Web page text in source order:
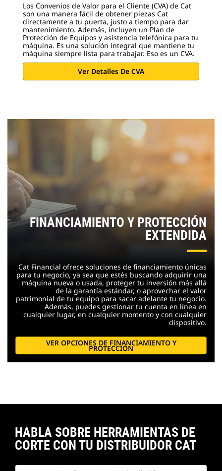
Los Convenios de Valor para el Cliente (CVA) de Cat
son una manera fácil de obtener piezas Cat
directamente a tu puerta, justo a tiempo para dar
mantenimiento. Además, incluyen un Plan de
Protección de Equipos y asistencia telefónica para tu
máquina. Es una solución integral que mantiene tu
máquina siempre lista para trabajar. Eso es un CVA.
Ver Detalles De CVA
FINANCIAMIENTO Y PROTECCIÓN
EXTENDIDA
Cat Financial ofrece soluciones de financiamiento únicas
para tu negocio, ya sea que estés buscando adquirir una
máquina nueva o usada, proteger tu inversión más allá
de la garantía estándar, o aprovechar el valor
patrimonial de tu equipo para sacar adelante tu negocio.
Además, puedes gestionar tu cuenta en línea en
cualquier lugar, en cualquier momento y con cualquier
dispositivo.
VER OPCIONES DE FINANCIAMIENTO Y
PROTECCIÓN
HABLA SOBRE HERRAMIENTAS DE
CORTE CON TU DISTRIBUIDOR CAT